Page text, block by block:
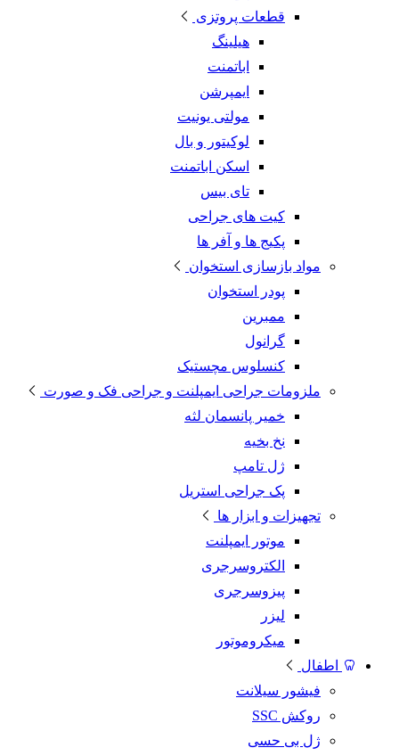
قطعات پروتزی
هیلینگ
اباتمنت
ایمپرشن
مولتی یونیت
لوکیتور و بال
اسکن اباتمنت
تای بیس
کیت های جراحی
پکیج ها و آفر ها
مواد بازسازی استخوان
پودر استخوان
ممبرین
گرانول
کنسلوس مچستیک
ملزومات جراحی ایمپلنت و جراحی فک و صورت
خمیر پانسمان لثه
نخ بخیه
ژل تامپ
پک جراحی استریل
تجهیزات و ابزار ها
موتور ایمپلنت
الکتروسرجری
پیزوسرجری
لیزر
میکروموتور
اطفال
فیشور سیلانت
روکش SSC
ژل بی حسی